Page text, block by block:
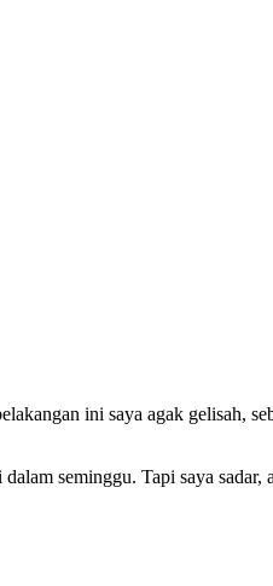
ini saya agak gelisah,
seminggu. Tapi saya